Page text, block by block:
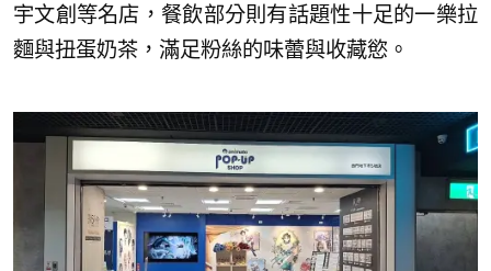
宇文創等名店，餐飲部分則有話題性十足的一樂拉
麵與扭蛋奶茶，滿足粉絲的味蕾與收藏慾。